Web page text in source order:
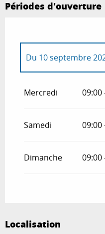
Périodes d'ouverture
Du 10 septembre
Mercredi 09:00
Samedi 09:00
Dimanche 09:00
Localisation